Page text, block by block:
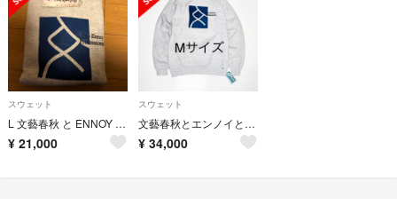
スウェット
L 文藝春秋 と ENNOY と スタイリスト私物
¥ 21,000
スウェット
文藝春秋とエンノイとスタイリスト私物 スウェット グレー
¥ 34,000